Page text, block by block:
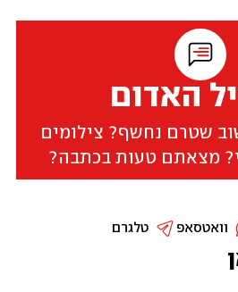
האדום
שטרם נחשף? צילומים
מצאתם טעות בכתבה?
טלגרם וואטסאפ